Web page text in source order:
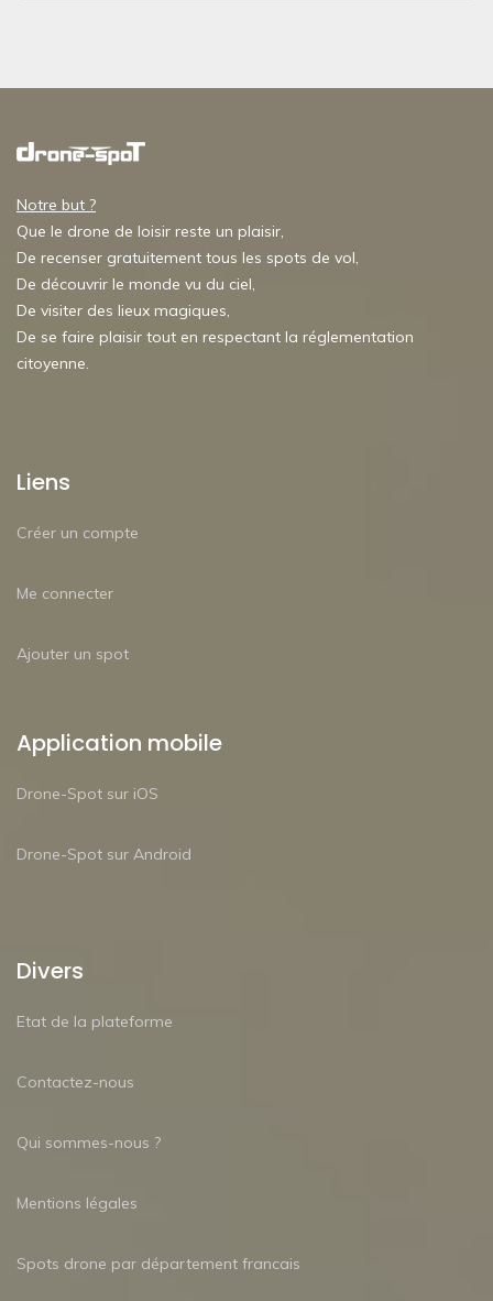
Notre but ?
Que le drone de loisir reste un plaisir,
De recenser gratuitement tous les spots de vol,
De découvrir le monde vu du ciel,
De visiter des lieux magiques,
De se faire plaisir tout en respectant la réglementation
citoyenne.
Liens
Créer un compte
Me connecter
Ajouter un spot
Application mobile
Drone-Spot sur iOS
Drone-Spot sur Android
Divers
Etat de la plateforme
Contactez-nous
Qui sommes-nous ?
Mentions légales
Spots drone par département francais